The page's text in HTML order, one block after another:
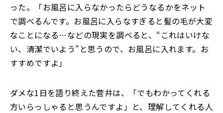
った。「お風呂に入らなかったらどうなるかをネット
で調べるんです。お風呂に入らなすぎると髪の毛が大変
なことになる…などの現実を調べると、“これはいけな
い、清潔でいよう”と思うので、お風呂に入れます。お
すすめですよ」
ダメな1日を語り終えた菅井は、「でもわかってくれる
方いらっしゃると思うんですよ」と、理解してくれる人